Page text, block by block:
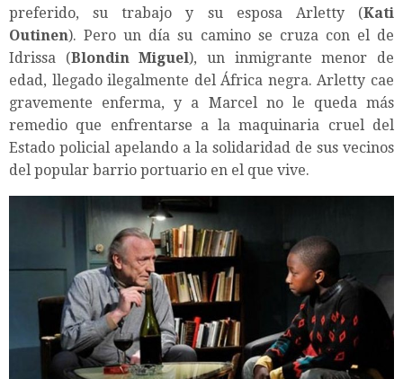
preferido, su trabajo y su esposa Arletty (Kati
Outinen). Pero un día su camino se cruza con el de
Idrissa (Blondin Miguel), un inmigrante menor de
edad, llegado ilegalmente del África negra. Arletty cae
gravemente enferma, y a Marcel no le queda más
remedio que enfrentarse a la maquinaria cruel del
Estado policial apelando a la solidaridad de sus vecinos
del popular barrio portuario en el que vive.